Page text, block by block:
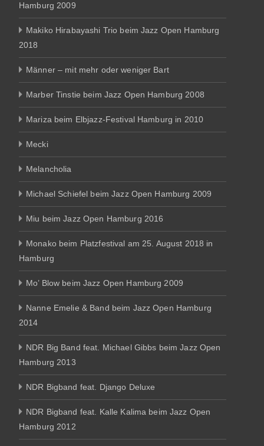
Hamburg 2009
Makiko Hirabayashi Trio beim Jazz Open Hamburg
2018
Männer – mit mehr oder weniger Bart
Marber Tinstie beim Jazz Open Hamburg 2008
Mariza beim Elbjazz-Festival Hamburg in 2010
Mecki
Melancholia
Michael Schiefel beim Jazz Open Hamburg 2009
Miu beim Jazz Open Hamburg 2016
Monako beim Platzfestival am 25. August 2018 in
Hamburg
Mo’ Blow beim Jazz Open Hamburg 2009
Nanne Emelie & Band beim Jazz Open Hamburg
2014
NDR Big Band feat. Michael Gibbs beim Jazz Open
Hamburg 2013
NDR Bigband feat. Django Deluxe
NDR Bigband feat. Kalle Kalima beim Jazz Open
Hamburg 2012